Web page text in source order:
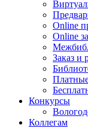
Online
Online
Заказ и
Конкурсы
Коллегам